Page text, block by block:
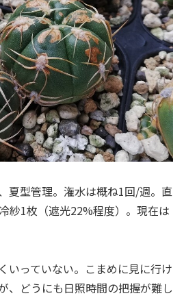
夏型管理。潅水は概ね1回/週。直
紗1枚（遮光22%程度）。現在は
いっていない。こまめに見に行け
、どうにも日照時間の把握が難し